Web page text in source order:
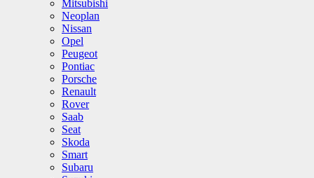
Mitsubishi
Neoplan
Nissan
Opel
Peugeot
Pontiac
Porsche
Renault
Rover
Saab
Seat
Skoda
Smart
Subaru